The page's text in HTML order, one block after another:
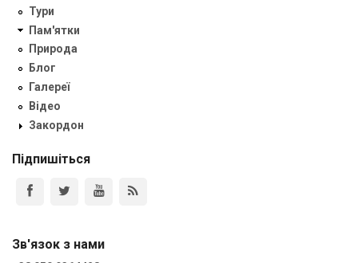
Тури
Пам'ятки
Природа
Блог
Галереї
Відео
Закордон
Підпишіться
Зв'язок з нами